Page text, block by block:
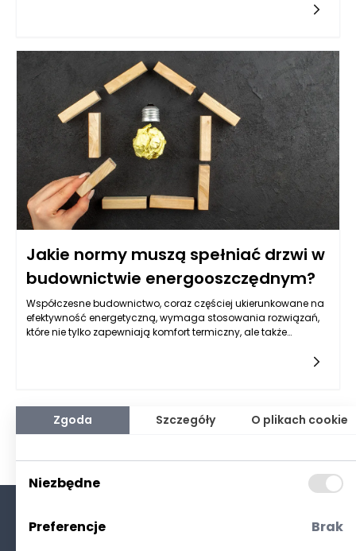
Jakie normy muszą spełniać drzwi w
budownictwie energooszczędnym?
Współczesne budownictwo, coraz częściej ukierunkowane na
efektywność energetyczną, wymaga stosowania rozwiązań,
które nie tylko zapewniają komfort termiczny, ale także
oraz parametrów określonych zarówno przez przepisy prawa,
jak i praktyczne wymagania użytkowników. Sprawdźmy, jakie
dokładnie warunki powinny spełniać drzwi w budownictwie
producent drzwi zewnętrznych.
Zgoda Szczegóły O plikach cookie
Niezbędne
Preferencje Brak